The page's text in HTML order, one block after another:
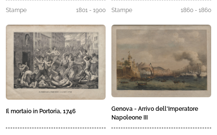
Stampe 1801 - 1900 Stampe 1860 - 1860
Il mortaio in Portoria, 1746
Genova - Arrivo dell'Imperatore
Napoleone III